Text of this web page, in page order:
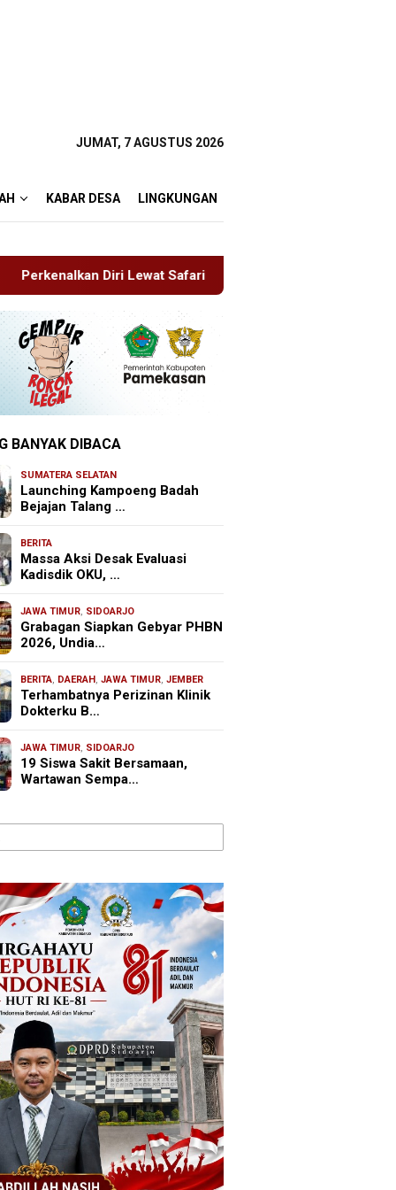
JUMAT, 7 AGUSTUS 2026
KABAR DESA LINGKUNGAN
Safari Jumat, Kapolres Lumajang Ajak Warga Jaga
BANYAK DIBACA
SUMATERA SELATAN
Launching Kampoeng Badah
Bejajan Talang …
BERITA
Massa Aksi Desak Evaluasi
Kadisdik OKU, …
JAWA TIMUR, SIDOARJO
Grabagan Siapkan Gebyar PHBN
2026, Undia…
BERITA, DAERAH ,JAWA TIMUR,JEMBER
Terhambatnya Perizinan Klinik
Dokterku B…
JAWA TIMUR, SIDOARJO
19 Siswa Sakit Bersamaan,
Wartawan Sempa…